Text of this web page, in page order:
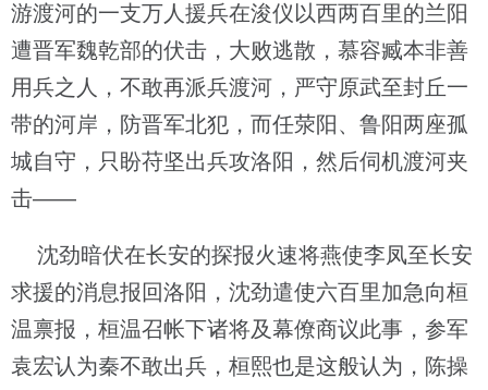
游渡河的一支万人援兵在浚仪以西两百里的兰阳
遭晋军魏乾部的伏击，大败逃散，慕容臧本非善
用兵之人，不敢再派兵渡河，严守原武至封丘一
带的河岸，防晋军北犯，而任荥阳、鲁阳两座孤
城自守，只盼苻坚出兵攻洛阳，然后伺机渡河夹
击——
沈劲暗伏在长安的探报火速将燕使李凤至长安
求援的消息报回洛阳，沈劲遣使六百里加急向桓
温禀报，桓温召帐下诸将及幕僚商议此事，参军
袁宏认为秦不敢出兵，桓熙也是这般认为，陈操